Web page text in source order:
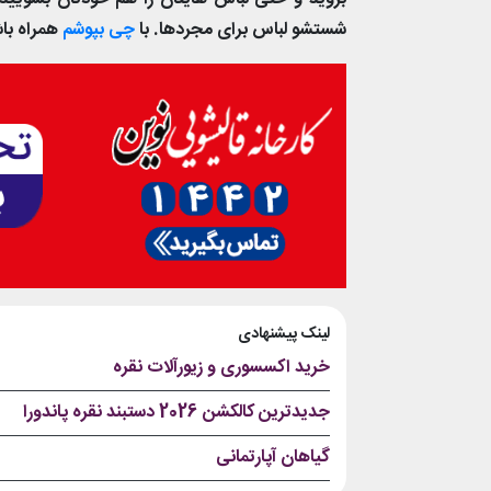
شستشو لباس برای مجردها. باچی بپوشمهمراه
لینک پیشنهادی
خرید اکسسوری و زیورآلات نقره
جدیدترین کالکشن 2026 دستبند نقره پاندورا
گیاهان آپارتمانی